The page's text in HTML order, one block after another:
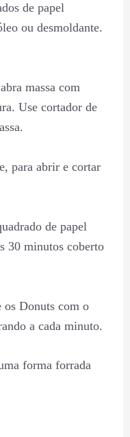
de papel
ou desmoldante.
massa com
Use cortador de
para abrir e cortar
de papel
30 minutos coberto
os Donuts com o
a cada minuto.
forma forrada